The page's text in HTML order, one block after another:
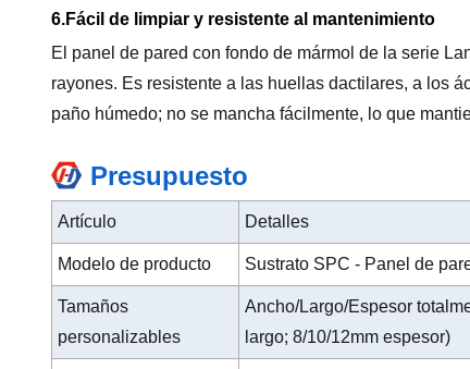
6.Fácil de limpiar y resistente al mantenimiento
El panel de pared con fondo de mármol de la serie
rayones. Es resistente a las huellas dactilares, a los
paño húmedo; no se mancha fácilmente, lo que
Presupuesto
Artículo Detalles
Modelo de producto Sustrato SPC - Panel de
Tamaños
personalizables
Ancho/Largo/Espesor
largo; 8/10/12mm espesor)